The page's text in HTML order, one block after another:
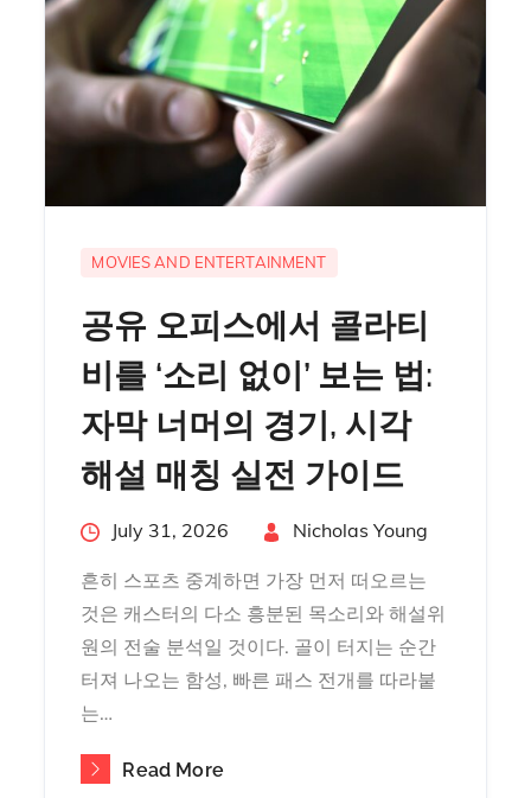
MOVIES AND ENTERTAINMENT
공유 오피스에서 콜라티
비를 ‘소리 없이’ 보는 법:
자막 너머의 경기, 시각
해설 매칭 실전 가이드
PostedJuly 31, 2026 Nicholas Young
흔히 스포츠 중계하면 가장 먼저 떠오르는
것은 캐스터의 다소 흥분된 목소리와 해설위
원의 전술 분석일 것이다. 골이 터지는 순간
터져 나오는 함성, 빠른 패스 전개를 따라붙
는…
Read More